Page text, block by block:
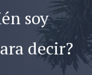
soy
decir?